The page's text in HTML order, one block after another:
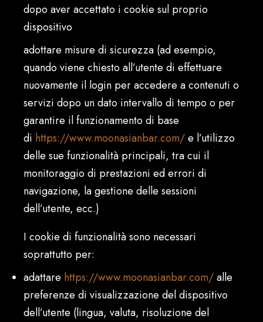
dopo aver accettato i cookie sul proprio
dispositivo
adottare misure di sicurezza (ad esempio,
quando viene chiesto all’utente di effettuare
nuovamente il login per accedere a contenuti o
servizi dopo un dato intervallo di tempo o per
garantire il funzionamento di base
di https://www.moonasianbar.com/e l’utilizzo
delle sue funzionalità principali, tra cui il
monitoraggio di prestazioni ed errori di
navigazione, la gestione delle sessioni
dell’utente, ecc.)
I cookie di funzionalità sono necessari
soprattutto per:
adattare https://www.moonasianbar.com/alle
preferenze di visualizzazione del dispositivo
dell’utente (lingua, valuta, risoluzione del